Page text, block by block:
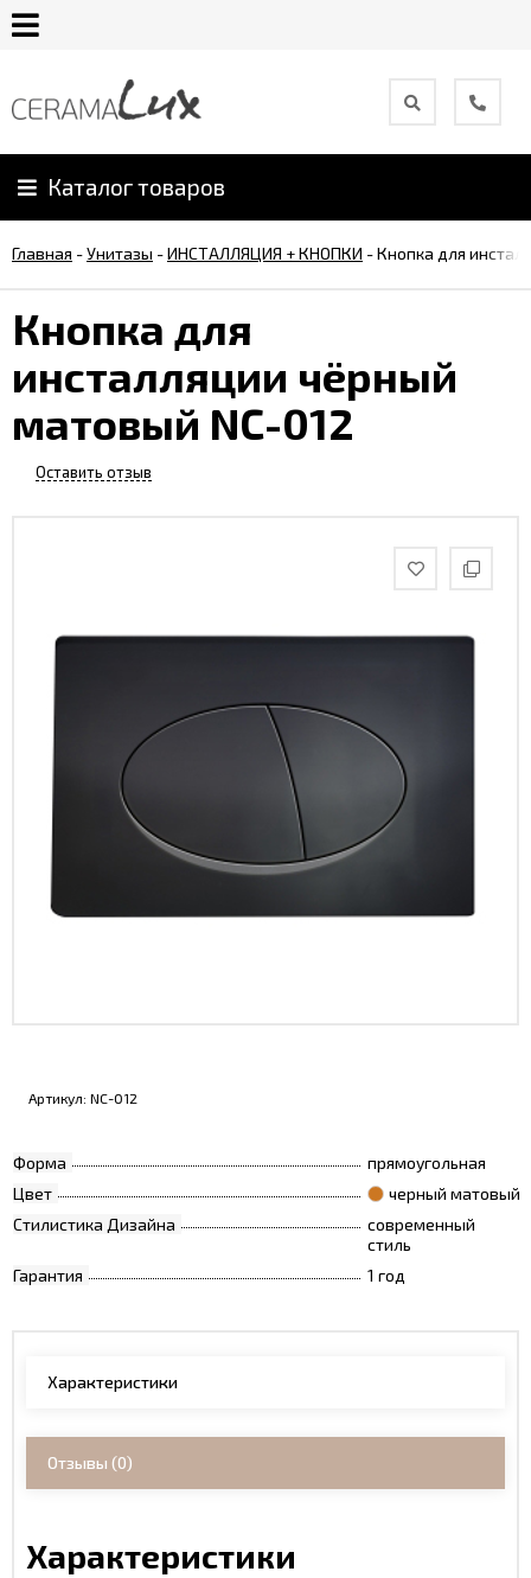
О
продукцией
Сотрудничество
Онлайн
Каталог товаров
Главная -Унитазы -ИНСТАЛЛЯЦИЯ + КНОПКИ -Кнопка для
Кнопка для
инсталляции чёрный
матовый NC-012
Оставить отзыв
Артикул: NC-012
Форма
прямоугольная
Цвет
черный матовый
Стилистика Дизайна
современный
стиль
Гарантия
1 год
Характеристики
Отзывы (0)
Характеристики